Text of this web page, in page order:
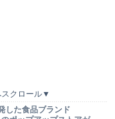
スクロール▼
した食品ブランド